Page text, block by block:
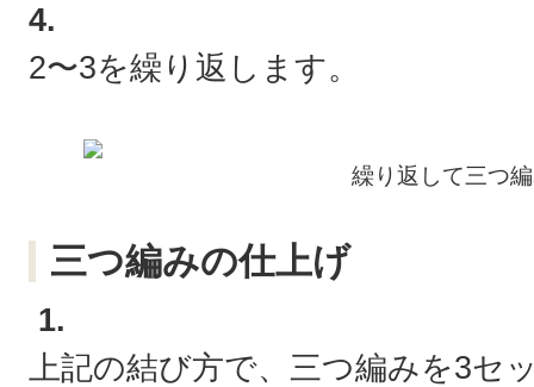
4.
2〜3を繰り返します。
繰り返して三つ
三つ編みの仕上げ
1.
上記の結び方で、三つ編みを3セ